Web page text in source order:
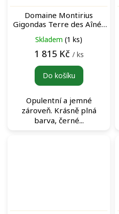
Domaine Montirius
Gigondas Terre des Aînés
červené víno
Skladem (1 ks)
1 815 Kč / ks
Do košíku
Opulentní a jemné
zároveň. Krásně plná
barva, černé...